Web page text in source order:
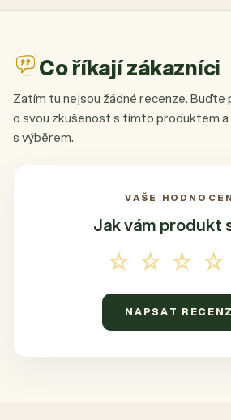
Co říkají zákazníci
Zatím tu nejsou žádné recenze. Buďte
o svou zkušenost s tímto produktem
s výběrem.
VAŠE
Jak vám produkt
NAPSAT